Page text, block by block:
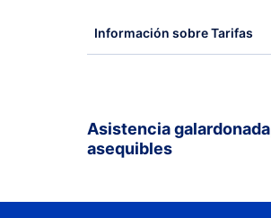
Información sobre Tarifas
Asistencia
asequibles